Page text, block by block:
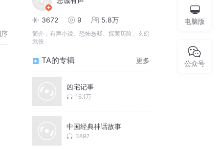
3672 9 5.8万
简介： 有声小说、恐怖悬疑、探案历险、玄幻
武侠
TA的专辑 更多
凶宅记事
16.1万
中国经典神话故事
3892
电脑版
公众号